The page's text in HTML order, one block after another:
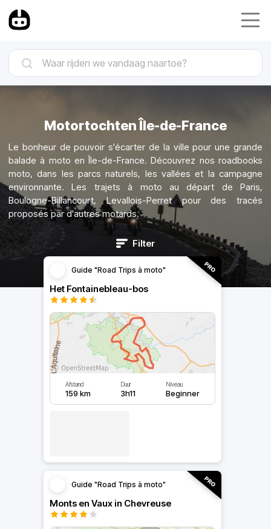
Motortochten Île-de-France
Le bonheur de pouvoir s'écarter de la ville pour une grande
balade à moto en Île-de-France. Découvrez nos roadbooks
moto, dans les parcs naturels, les vallées et la campagne
environnante. Les trajets à moto au départ de Paris,
Boulogne-Billancourt, Levallois-Perret pour des tracés
proposés par d'autres motards.
Filter
Guide "Road Trips à moto"
Het Fontainebleau-bos
Afstand
159 km
Duur
3h11
Niveau
Beginner
Guide "Road Trips à moto"
Monts en Vaux in Chevreuse